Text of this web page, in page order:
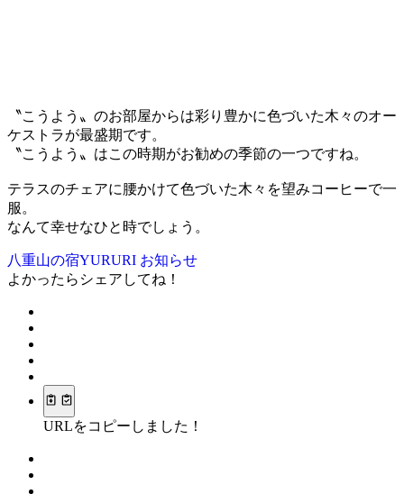
〝こうよう〟のお部屋からは彩り豊かに色づいた木々のオー
ケストラが最盛期です。
〝こうよう〟はこの時期がお勧めの季節の一つですね。
テラスのチェアに腰かけて色づいた木々を望みコーヒーで一
服。
なんて幸せなひと時でしょう。
八重山の宿YURURI お知らせ
よかったらシェアしてね！
URLをコピーしました！